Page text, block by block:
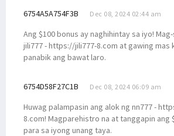
6754A5A754F3B Dec 08, 2024 02:44 am
Ang $100 bonus ay naghihintay sa iyo!
jili777 - https://jili777-8.com at gawing mas
panabik ang bawat laro.
6754D58F27C1B Dec 08, 2024 06:09 am
Huwag palampasin ang alok ng nn777 -
8.com! Magparehistro na at tanggapin ang
para sa iyong unang taya.